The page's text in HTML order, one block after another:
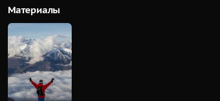
Материалы